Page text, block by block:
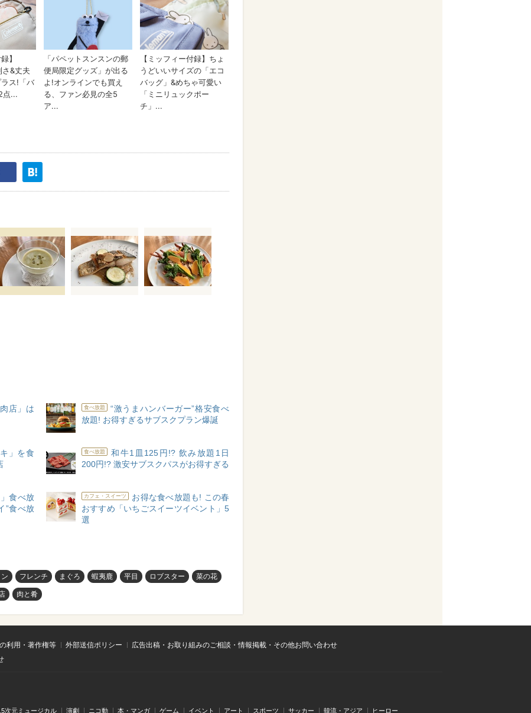
店」は
食べ放題
“激うまハンバーガー”格安食べ
放題! お得すぎるサブスクプラン爆誕
」を食
食べ放題
和牛1皿125円!? 飲み放題1日
200円!? 激安サブスクパスがお得すぎる
」食べ放
”食べ放
カフェ・スイーツ
お得な食べ放題も! この春
おすすめ「いちごスイーツイベント」5
選
フレンチ まぐろ 蝦夷鹿 平目 ロブスター 菜の花
肉と肴
利用・著作権等 外部送信ポリシー
広告出稿・お取り組みのご相談・情報掲載・その他お問い合わせ
次元ミュージカル 演劇 ニコ動 本・マンガ ゲーム イベント アート スポーツ サッカー 韓流・アジア ヒーロー